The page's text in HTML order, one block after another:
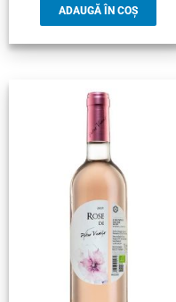
ADAUGĂ ÎN COȘ